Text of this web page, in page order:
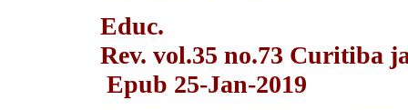
Educ.
Rev. vol.35 no.73 Curitiba
Epub 25-Jan-2019